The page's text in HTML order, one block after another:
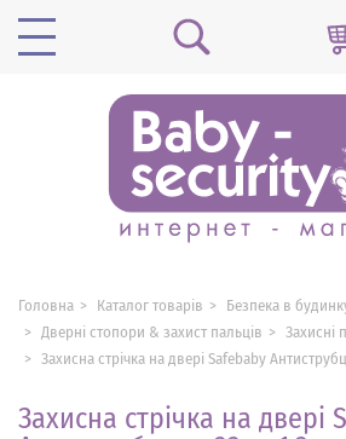
Головна Каталог товарів
Безпека в
Дверні стопори & захист пальців
Захисні
Захисна стрічка на двері Safebaby
Захисна стрічка на двері